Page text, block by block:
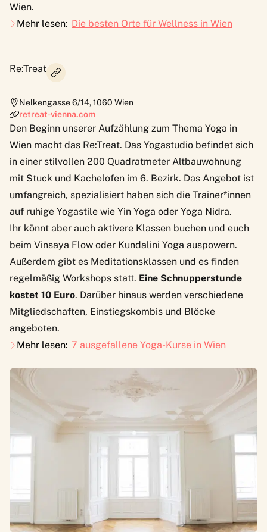
Wien.
Mehr lesen: Die besten Orte für Wellness in Wien
Re:Treat
Nelkengasse 6/14,1060 Wien
retreat-vienna.com
Den Beginn unserer Aufzählung zum Thema Yoga in
Wien macht das Re:Treat. Das Yogastudio befindet sich
in einer stilvollen 200 Quadratmeter Altbauwohnung
mit Stuck und Kachelofen im 6. Bezirk. Das Angebot ist
umfangreich, spezialisiert haben sich die Trainer*innen
auf ruhige Yogastile wie Yin Yoga oder Yoga Nidra.
Ihr könnt aber auch aktivere Klassen buchen und euch
beim Vinsaya Flow oder Kundalini Yoga auspowern.
Außerdem gibt es Meditationsklassen und es finden
regelmäßig Workshops statt. Eine Schnupperstunde
kostet 10 Euro. Darüber hinaus werden verschiedene
Mitgliedschaften, Einstiegskombis und Blöcke
angeboten.
Mehr lesen: 7 ausgefallene Yoga-Kurse in Wien